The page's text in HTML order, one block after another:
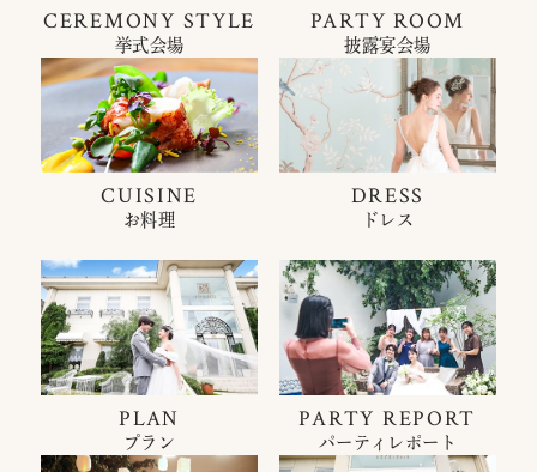
CEREMONY STYLE
挙式会場
PARTY ROOM
披露宴会場
CUISINE
お料理
DRESS
ドレス
PLAN
プラン
PARTY REPORT
パーティレポート